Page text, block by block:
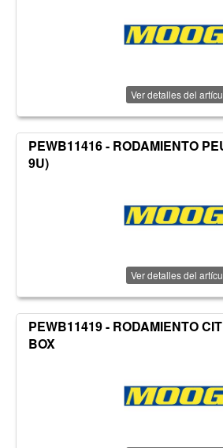
Ver detalles del
PEWB11416 - RODAMIENTO
9U)
Ver detalles del
PEWB11419 - RODAMIENTO
BOX